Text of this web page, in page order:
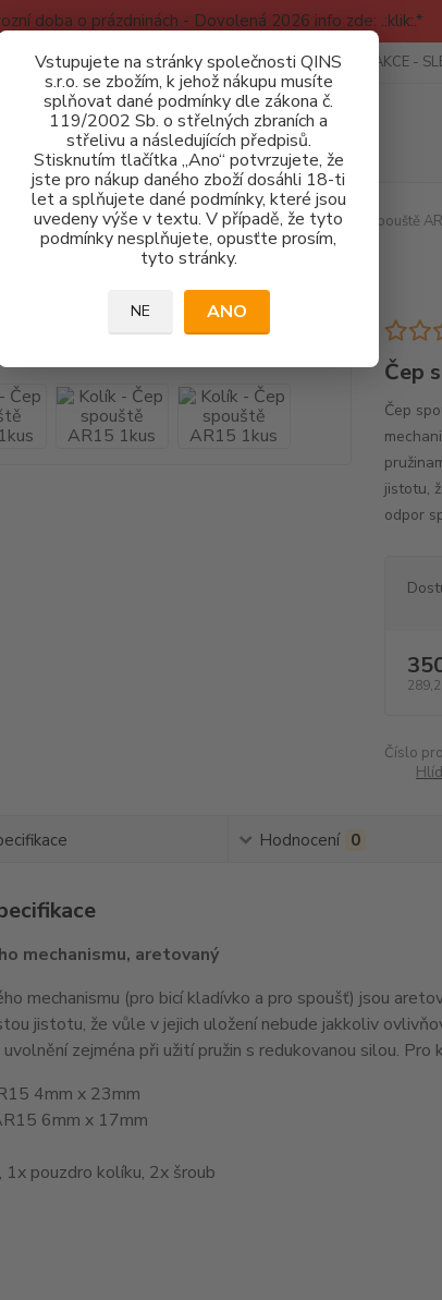
doba o prázdninách - Dovolená 2026 info zde: .:klik:.*
Vstupujete na stránky společnosti QINS
s.r.o. se zbožím, k jehož nákupu musíte
splňovat dané podmínky dle zákona č.
119/2002 Sb. o střelných zbraních a
střelivu a následujících předpisů.
Stisknutím tlačítka „Ano“ potvrzujete, že
jste pro nákup daného zboží dosáhli 18-ti
let a splňujete dané podmínky, které jsou
uvedeny výše v textu. V případě, že tyto
podmínky nesplňujete, opusťte prosím,
tyto stránky.
NE ANO
RECENZE - INFO SPORTOVNÍ AKCE AKCE -
Hledat
DÍLY Náhradní díly pro pušky AR15 Kolík - Čep spouště
spouště AR15 1kus
Čep
Čep
jistotu,
odpor
Číslo
Hodnocení 0
mechanismu, aretovaný
mechanismu (pro bicí kladívko a pro spoušť) jsou
jistotu, že vůle v jejich uložení nebude jakkoliv
uvolnění zejména při užití pružin s redukovanou silou.
4mm x 23mm
6mm x 17mm
pouzdro kolíku, 2x šroub